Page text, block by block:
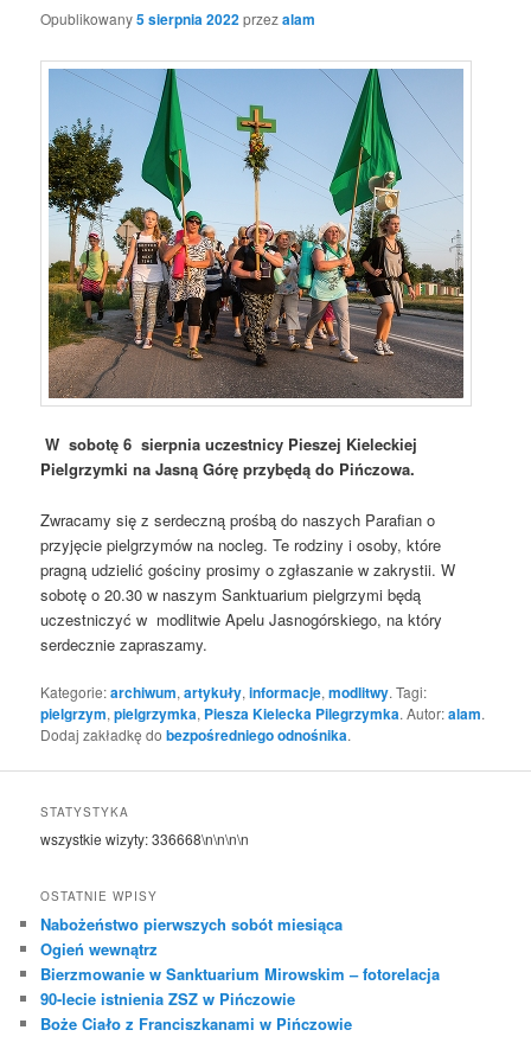
Opublikowany5 sierpnia 2022przezalam
W sobotę 6 sierpnia uczestnicy Pieszej Kieleckiej
Pielgrzymki na Jasną Górę przybędą do Pińczowa.
Zwracamy się z serdeczną prośbą do naszych Parafian o
przyjęcie pielgrzymów na nocleg. Te rodziny i osoby, które
pragną udzielić gościny prosimy o zgłaszanie w zakrystii. W
sobotę o 20.30 w naszym Sanktuarium pielgrzymi będą
uczestniczyć w modlitwie Apelu Jasnogórskiego, na który
serdecznie zapraszamy.
Kategorie:archiwum,artykuły,informacje,modlitwy. Tagi:
pielgrzym,pielgrzymka, Piesza Kielecka Pilegrzymka. Autor:alam.
Dodaj zakładkę dobezpośredniego odnośnika.
STATYSTYKA
wszystkie wizyty:336668\n\n\n\n
OSTATNIE WPISY
Nabożeństwo pierwszych sobót miesiąca
Ogień wewnątrz
Bierzmowanie w Sanktuarium Mirowskim – fotorelacja
90-lecie istnienia ZSZ w Pińczowie
Boże Ciało z Franciszkanami w Pińczowie